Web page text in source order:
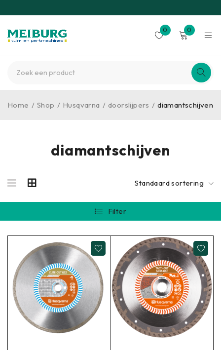
0 0
diamantschijven
Home / Shop / Husqvarna / doorslijpers / diamantschijven
Standaard sortering
Filter